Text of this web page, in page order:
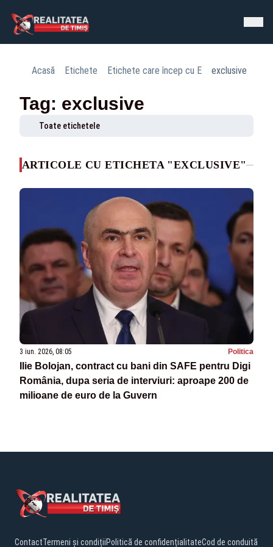
Acasă Etichete Etichete care încep cu E exclusive
Tag: exclusive
Toate etichetele
ARTICOLE CU ETICHETA "EXCLUSIVE"
3 iun. 2026, 08:05 Politica
Ilie Bolojan, contract cu bani din SAFE pentru Digi
România, dupa seria de interviuri: aproape 200 de
milioane de euro de la Guvern
ContactTermeni și condițiiPolitică de confidențialitateCod de conduită